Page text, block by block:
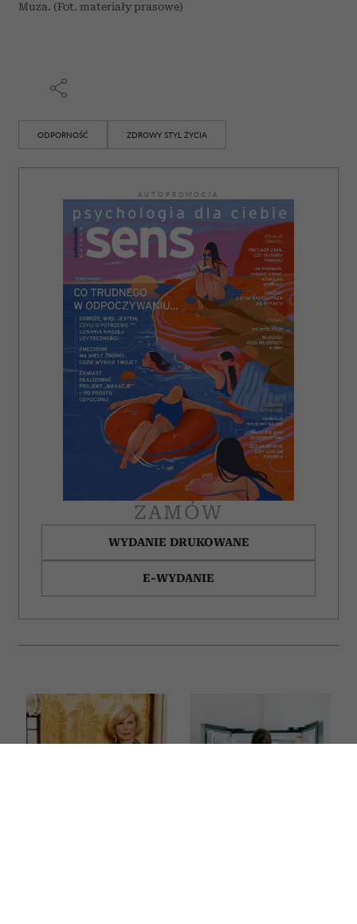
Muza. (Fot. materiały prasowe)
ODPORNOŚĆ ZDROWY STYL ŻYCIA
AUTOPROMOCJA
ZAMÓW
WYDANIE DRUKOWANE
E-WYDANIE